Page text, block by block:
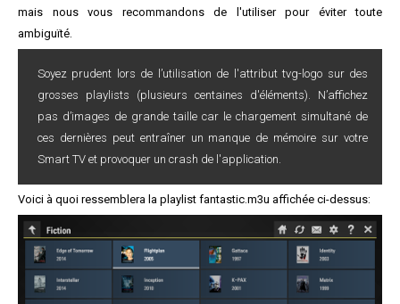
mais nous vous recommandons de l'utiliser pour éviter toute
ambiguïté.
Soyez prudent lors de l’utilisation de l'attribut tvg-logo sur des
grosses playlists (plusieurs centaines d'éléments). N’affichez
pas d’images de grande taille car le chargement simultané de
ces dernières peut entraîner un manque de mémoire sur votre
Smart TV et provoquer un crash de l'application.
Voici à quoi ressemblera la playlist fantastic.m3u affichée ci-dessus: